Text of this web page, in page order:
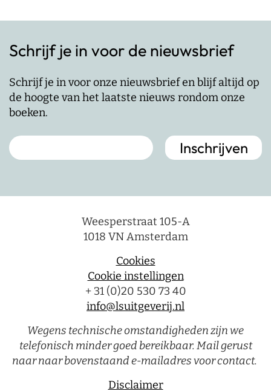
Schrijf je in voor de nieuwsbrief
Schrijf je in voor onze nieuwsbrief en blijf altijd op
de hoogte van het laatste nieuws rondom onze
boeken.
Weesperstraat 105-A
1018 VN Amsterdam
Cookies
Cookie instellingen
+ 31 (0)20 530 73 40
info@lsuitgeverij.nl
Wegens technische omstandigheden zijn we
telefonisch minder goed bereikbaar. Mail gerust
naar naar bovenstaand e-mailadres voor contact.
Disclaimer